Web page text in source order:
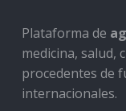
Plataforma de
medicina, salud,
procedentes de
internacionales.